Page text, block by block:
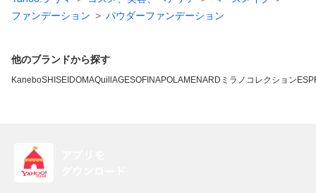
ファンデーション
パウダーファンデーション
他のブランドから探す
KaneboSHISEIDOMAQuillAGESOFINAPOLAMENARD ミラノコレクション